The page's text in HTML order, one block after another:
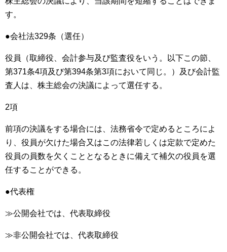
す。
●会社法329条（選任）
役員（取締役、会計参与及び監査役をいう。以下この節、
第371条4項及び第394条第3項において同じ。）及び会計監
査人は、株主総会の決議によって選任する。
2項
前項の決議をする場合には、法務省令で定めるところによ
り、役員が欠けた場合又はこの法律若しくは定款で定めた
役員の員数を欠くこととなるときに備えて補欠の役員を選
任することができる。
●代表権
≫公開会社では、代表取締役
≫非公開会社では、代表取締役